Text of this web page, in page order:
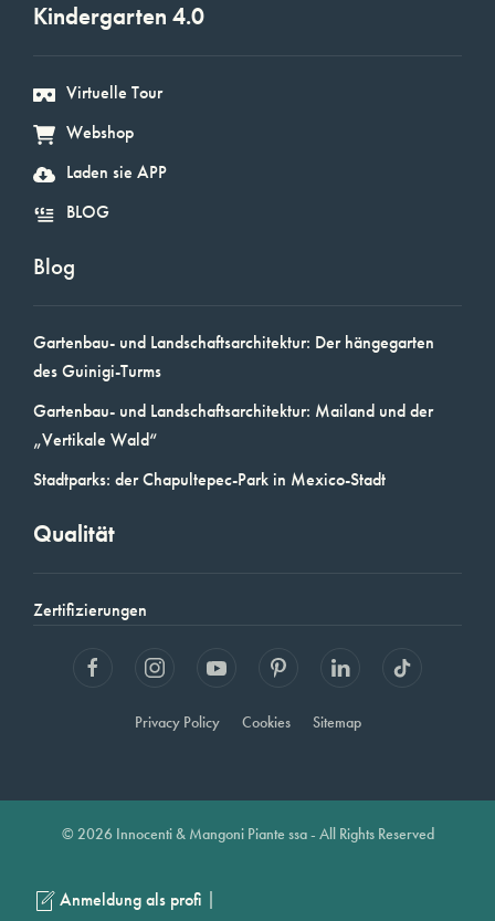
Kindergarten 4.0
Virtuelle Tour
Webshop
Laden sie APP
BLOG
Blog
Gartenbau- und Landschaftsarchitektur: Der hängegarten
des Guinigi-Turms
Gartenbau- und Landschaftsarchitektur: Mailand und der
„Vertikale Wald“
Stadtparks: der Chapultepec-Park in Mexico-Stadt
Qualität
Zertifizierungen
Privacy Policy Cookies Sitemap
© 2026 Innocenti & Mangoni Piante ssa - All Rights Reserved
Anmeldung als profi |